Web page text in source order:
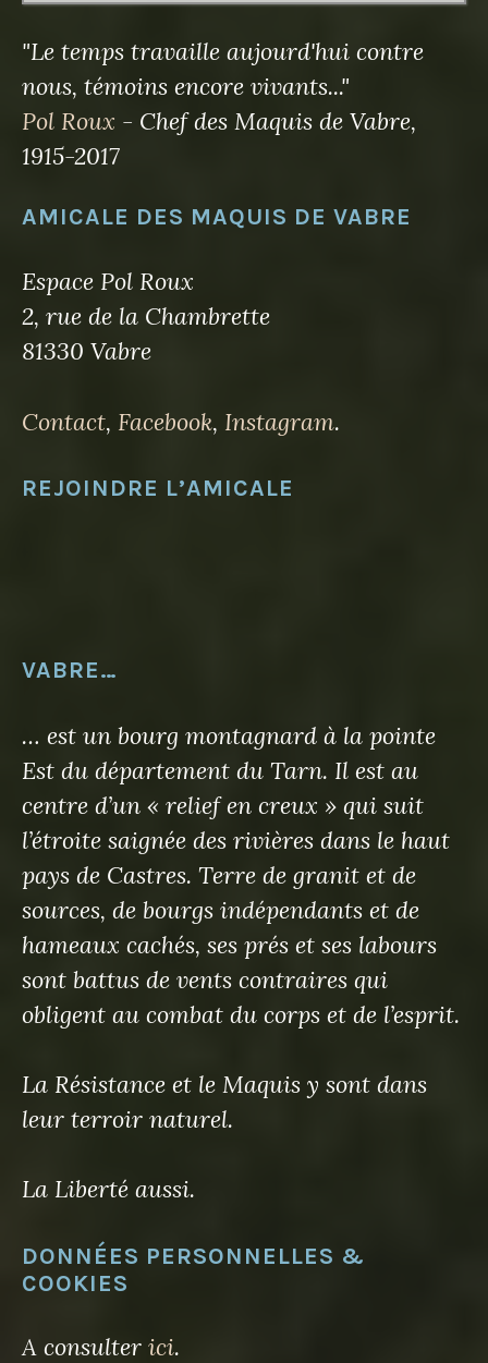
"Le temps travaille aujourd'hui contre
nous, témoins encore vivants..."
Pol Roux - Chef des Maquis de Vabre,
1915-2017
AMICALE DES MAQUIS DE VABRE
Espace Pol Roux
2, rue de la Chambrette
81330 Vabre
Contact, Facebook, Instagram.
REJOINDRE L’AMICALE
VABRE…
… est un bourg montagnard à la pointe
Est du département du Tarn. Il est au
centre d’un « relief en creux » qui suit
l’étroite saignée des rivières dans le haut
pays de Castres. Terre de granit et de
sources, de bourgs indépendants et de
hameaux cachés, ses prés et ses labours
sont battus de vents contraires qui
obligent au combat du corps et de l’esprit.
La Résistance et le Maquis y sont dans
leur terroir naturel.
La Liberté aussi.
DONNÉES PERSONNELLES &
COOKIES
A consulter ici.